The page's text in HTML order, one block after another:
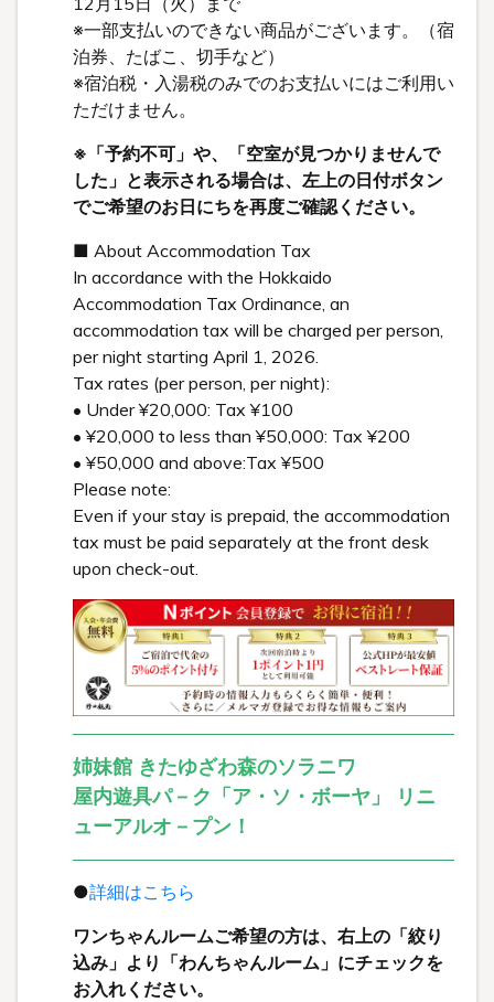
※一部支払いのできない商品がございます。（宿
泊券、たばこ、切手など）
※宿泊税・入湯税のみでのお支払いにはご利用い
ただけません。
※「予約不可」や、「空室が見つかりませんで
した」と表示される場合は、左上の日付ボタン
でご希望のお日にちを再度ご確認ください。
■ About Accommodation Tax
In accordance with the Hokkaido
Accommodation Tax Ordinance, an
accommodation tax will be charged per person,
per night starting April 1, 2026.
Tax rates (per person, per night):
• Under ¥20,000: Tax ¥100
• ¥20,000 to less than ¥50,000: Tax ¥200
• ¥50,000 and above:Tax ¥500
Please note:
Even if your stay is prepaid, the accommodation
tax must be paid separately at the front desk
upon check-out.
姉妹館 きたゆざわ森のソラニワ
屋内遊具パ－ク「ア・ソ・ボーヤ」 リニ
ューアルオ－プン！
●詳細はこちら
ワンちゃんルームご希望の方は、右上の「絞り
込み」より「わんちゃんルーム」にチェックを
お入れください。